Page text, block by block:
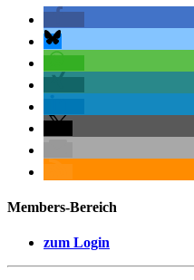
Members-Bereich
zum Login